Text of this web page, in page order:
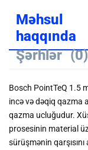
Məhsul
haqqında
Şərhlər (0)
Bosch PointTeQ 1.5
incə və dəqiq qazma
qazma ucluğudur.
prosesinin material
sürüşmənin